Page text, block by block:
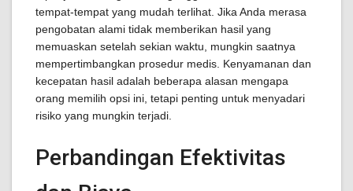
tempat-tempat yang mudah terlihat. Jika Anda merasa
pengobatan alami tidak memberikan hasil yang
memuaskan setelah sekian waktu, mungkin saatnya
mempertimbangkan prosedur medis. Kenyamanan dan
kecepatan hasil adalah beberapa alasan mengapa
orang memilih opsi ini, tetapi penting untuk menyadari
risiko yang mungkin terjadi.
Perbandingan Efektivitas